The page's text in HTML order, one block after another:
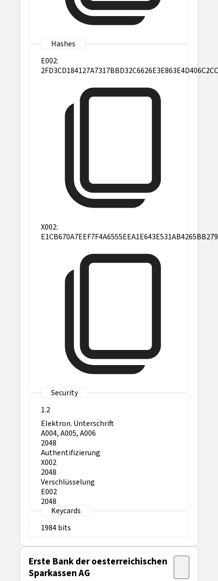
E002:
X002:
1.2
Elektron. Unterschrift
A004, A005, A006
2048
Authentifizierung
X002
2048
Verschlüsselung
E002
2048
1984
Erste Bank der oesterreichischen
Sparkassen AG